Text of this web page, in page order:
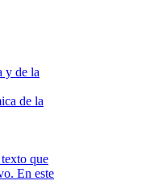
y de la
de la